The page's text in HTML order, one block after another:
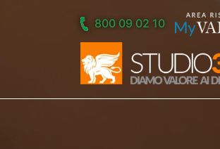
800 09 02 10